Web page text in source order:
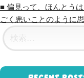
■ 偏見って、ほんとう
ごく悪いことのように